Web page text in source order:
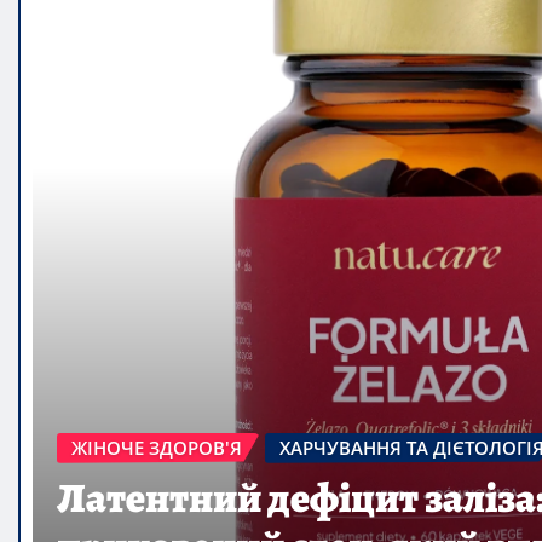
ВАГІТНІСТЬ І ПОЛОГИ ЖІНОЧЕ ЗДОРОВ'Я
Що таке токсикоз:
та сучасні підходи
Юрій Довгалюк Aug 9, 2026 0